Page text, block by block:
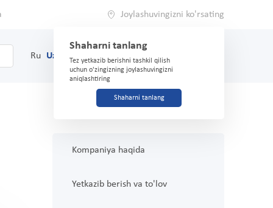
Joylashuvingizni ko'rsating
Shaharni tanlang
Tez yetkazib berishni tashkil qilish
uchun o'zingizning joylashuvingizni
aniqlashtiring
Shaharni tanlang
Ru Uz (71) 200-03-03
Kompaniya haqida
Yetkazib berish va to'lov